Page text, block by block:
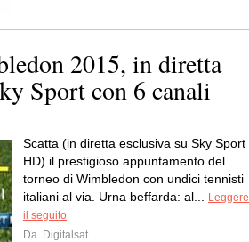
2015, in diretta
Sport con 6 canali
Scatta (in diretta esclusiva su Sky Sport
HD) il prestigioso appuntamento del
torneo di Wimbledon con undici tennisti
italiani al via. Urna beffarda: al...
Leggere
il seguito
Da Digitalsat